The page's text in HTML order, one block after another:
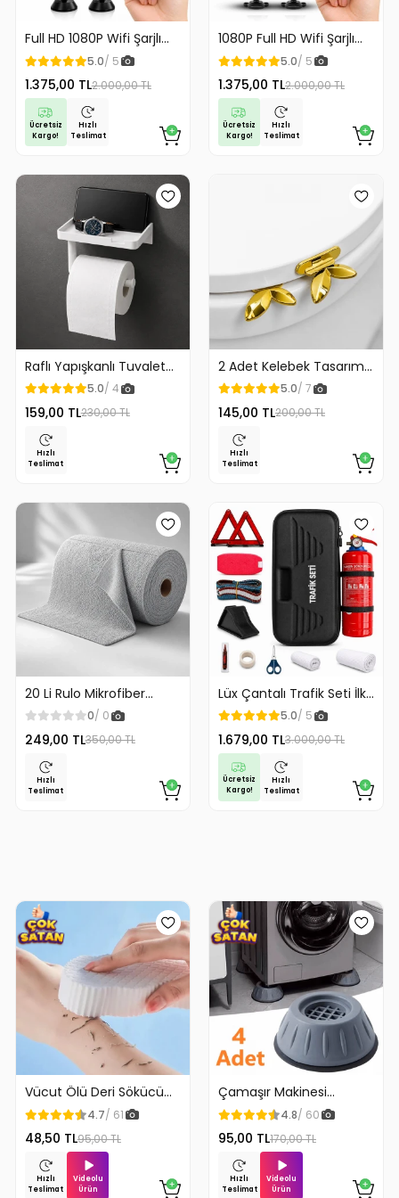
Full HD 1080P Wifi Şarjlı
Mini Güvenlik Kamerası
Geniş Açılı Balık Gözü
Maksimum Görüntü
Kalitesi
5.0/ 5
1.375,00 TL2.000,00 TL
Ücretsiz
Kargo!
Hızlı
Teslimat
1080P Full HD Wifi Şarjlı
Mini Güvenlik Kamerası
Geniş Açılı Balık Gözü
Maksimum Görüntü
Kalitesi
5.0/ 5
1.375,00 TL2.000,00 TL
Ücretsiz
Kargo!
Hızlı
Teslimat
Raflı Yapışkanlı Tuvalet
Kağıdı Askılığı
5.0/ 4
159,00 TL230,00 TL
Hızlı
Teslimat
2 Adet Kelebek Tasarım
Klozet Kaldırma Aparatı
Gold Renk
5.0/ 7
145,00 TL200,00 TL
Hızlı
Teslimat
20 Li Rulo Mikrofiber
Temizlik Bezi 25x25 cm
Çok Amaçlı Kopart Kullan
Kaliteli
0/ 0
249,00 TL350,00 TL
Hızlı
Teslimat
Lüx Çantalı Trafik Seti İlk
Yardım Seti 1 Kg Yangın
Söndürme Tüplü Tüvtürk
Uyumlu
5.0/ 5
1.679,00 TL3.000,00 TL
Ücretsiz
Kargo!
Hızlı
Teslimat
Vücut Ölü Deri Sökücü
Peeling Banyo Duş
Süngeri
4.7/ 61
48,50 TL95,00 TL
Hızlı
Teslimat
Videolu
Ürün
Çamaşır Makinesi
Titreşim Engelleyici
Stoper 4Lü
4.8/ 60
95,00 TL170,00 TL
Hızlı
Teslimat
Videolu
Ürün